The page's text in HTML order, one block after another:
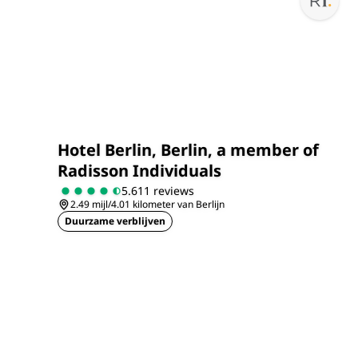
Hotel Berlin, Berlin, a member of
Radisson Individuals
5.611 reviews
2.49 mijl/4.01 kilometer van Berlijn
Duurzame verblijven